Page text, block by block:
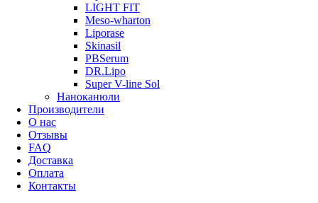
LIGHT FIT
Meso-wharton
Liporase
Skinasil
PBSerum
DR.Lipo
Super V-line Sol
Наноканюли
Производители
О нас
Отзывы
FAQ
Доставка
Оплата
Контакты